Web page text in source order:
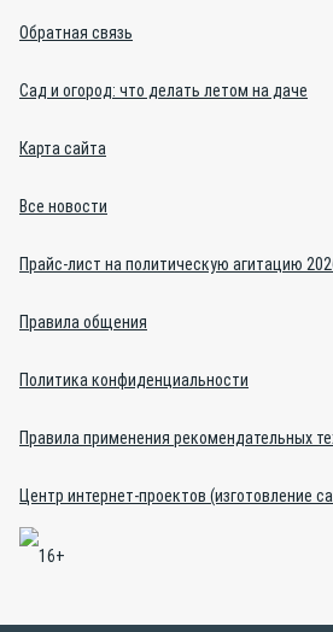
Обратная связь
Сад и огород: что делать летом на даче
Карта сайта
Все новости
Прайс-лист на политическую агитацию
Правила общения
Политика конфиденциальности
Правила применения рекомендательных
Центр интернет-проектов (изготовление